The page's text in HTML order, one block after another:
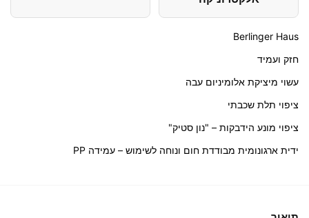
Berlinger Haus
חזק ועמיד
עשוי מיציקת אלומיניום עבה
ציפוי תלת שכבתי
ציפוי מונע הידבקות – "נון סטיק"
ידית ארגונומית מבודדת חום ונוחה לשימוש – עמידה PP